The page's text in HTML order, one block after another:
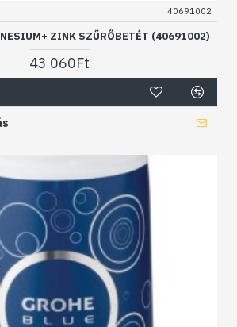
40691002
ZINK SZŰRŐBETÉT (40691002)
43 060Ft